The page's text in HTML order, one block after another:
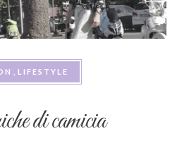
LIFESTYLE
di camicia